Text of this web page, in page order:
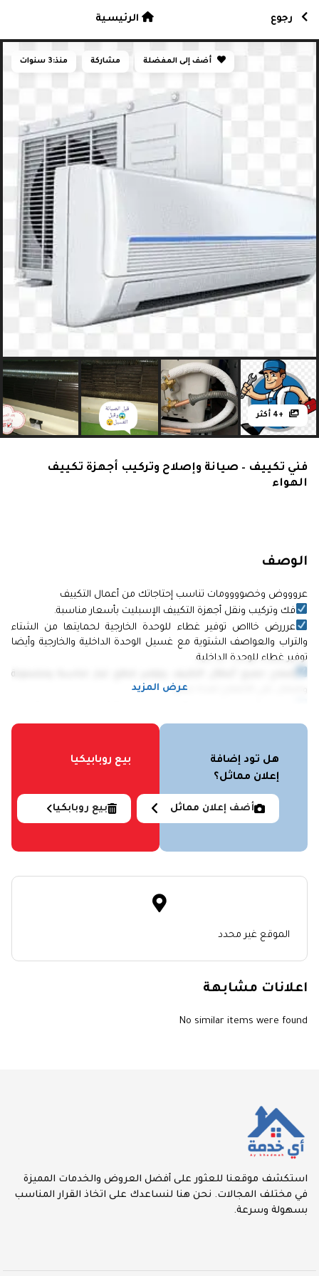
أضف إلى المفضلة مشاركة منذ:3 سنوات
+4 أكثر
فني تكييف – صيانة وإصلاح وتركيب أجهزة تكييف
الهواء
الوصف
عروووض وخصوووومات تناسب إحتاجاتك من أعمال التكييف
فك وتركيب ونقل أجهزة التكييف الإسبليت بأسعار مناسبة.
عرررض خاااص توفير غطاء للوحدة الخارجية لحمايتها من الشتاء
والتراب والعواصف الشتوية مع غسيل الوحدة الداخلية والخارجية وأيضا
توفير غطاء للوحدة الداخلية.
إصلاح جميع أعطال التكييف وتوفير قطع غيار مناسبة ومضمونة
وضمان علي الاصلاح لمدة شهر.
مع توفير خامات من أجود الانواع(مواسير نحاااس جنوب أفريقي معتمد
أبيض معتمد)
فلوكسيبل حراري للأرضيات أو الاسقف علبة داكت بلاستيك لحماية
خروج المواسير من الحائط ماسورة كهرباء إضافية ضغط المواسير
بالنتروجين لضمان جودة وسلامة الأعمال.
الصيانة والغسيل لأجهرة تكييف المساجد مجانا والإصلاح بدفع
عرض المزيد
هل تود إضافة
إعلان مماثل؟
أضف إعلان مماثل
بيع روبابيكيا
بيع روبابكيا
الموقع غير محدد
رجوع الرئيسية
اعلانات مشابهة
No similar items were found
استكشف موقعنا للعثور على أفضل العروض والخدمات المميزة
في مختلف المجالات. نحن هنا لنساعدك على اتخاذ القرار المناسب
بسهولة وسرعة.